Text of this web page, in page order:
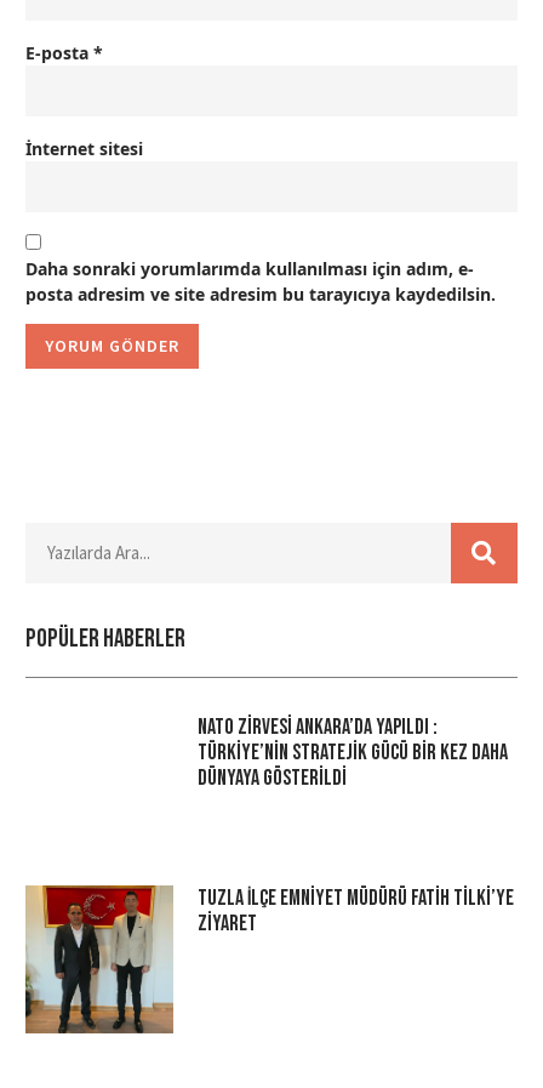
E-posta *
İnternet sitesi
Daha sonraki yorumlarımda kullanılması için adım, e-
posta adresim ve site adresim bu tarayıcıya kaydedilsin.
Popüler haberler
NATO Zirvesi Ankara’da Yapıldı :
Türkiye’nin Stratejik Gücü Bir Kez Daha
Dünyaya Gösterildi
Tuzla İlçe Emniyet Müdürü Fatih Tilki’ye
Ziyaret